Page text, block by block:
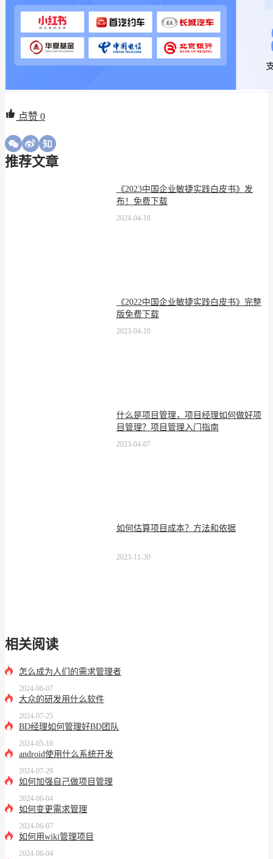
点赞 0
推荐文章
《2023中国企业敏捷实践白皮书》发
布！免费下载
2024-04-18
《2022中国企业敏捷实践白皮书》完整
版免费下载
2023-04-10
什么是项目管理，项目经理如何做好项
目管理？项目管理入门指南
2023-04-07
如何估算项目成本？方法和依据
2023-11-30
相关阅读
怎么成为人们的需求管理者
2024-06-07
大众的研发用什么软件
2024-07-25
BD经理如何管理好BD团队
2024-05-10
android使用什么系统开发
2024-07-29
如何加强自己做项目管理
2024-06-04
如何变更需求管理
2024-06-07
如何用wiki管理项目
2024-06-04